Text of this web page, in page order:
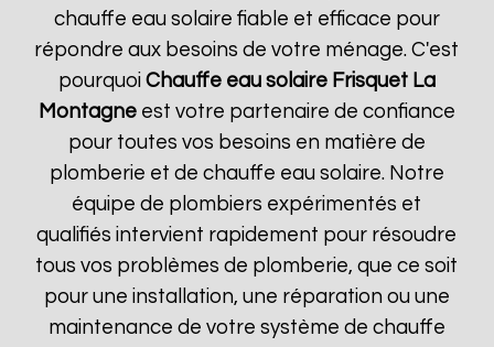
chauffe eau solaire fiable et efficace pour
répondre aux besoins de votre ménage. C'est
pourquoi Chauffe eau solaire Frisquet La
Montagneest votre partenaire de confiance
pour toutes vos besoins en matière de
plomberie et de chauffe eau solaire. Notre
équipe de plombiers expérimentés et
qualifiés intervient rapidement pour résoudre
tous vos problèmes de plomberie, que ce soit
pour une installation, une réparation ou une
maintenance de votre système de chauffe